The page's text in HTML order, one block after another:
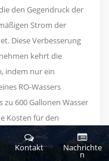
den Gegendruck der
Strom der
Diese Verbesserung
kehrt die
indem nur ein
RO-Wassers
600 Gallonen Wasser
Kosten für den
Nachrichte
N
Kontakt